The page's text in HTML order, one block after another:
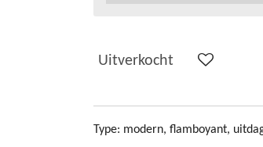
Uitverkocht
Type: modern, flamboyant,